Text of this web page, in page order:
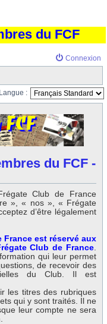
du FCF
Connexion
Langue :
du FCF -
Club de France
», « nos », « Frégate
d’être légalement
est réservé aux
Club de France
qui leur permet
de recevoir des
du Club. Il est
les titres des rubriques
qui y sont traités. Il ne
leur compte ne sera